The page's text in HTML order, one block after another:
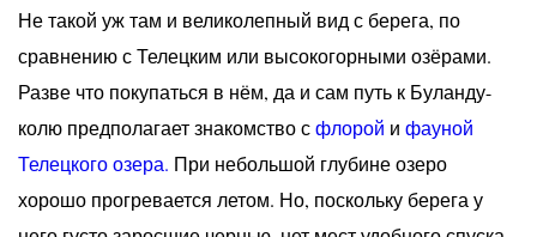
Не такой уж там и великолепный вид с берега, по
сравнению с Телецким или высокогорными озёрами.
Разве что покупаться в нём, да и сам путь к Буланду-
колю предполагает знакомство сфлорой и фауной
Телецкого озера. При небольшой глубине озеро
хорошо прогревается летом. Но, поскольку берега у